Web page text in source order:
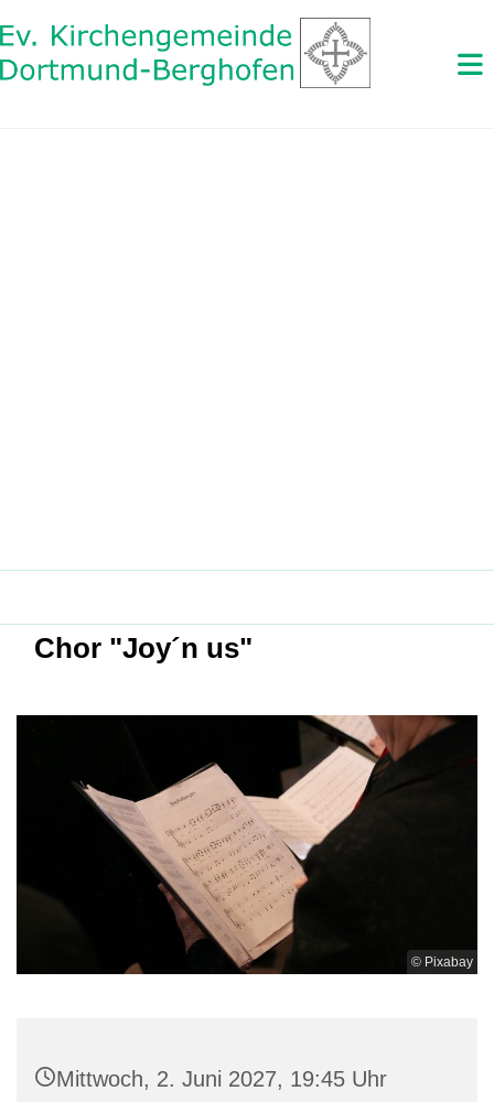
Chor "Joy´n us"
© Pixabay
Mittwoch, 2. Juni 2027, 19:45 Uhr